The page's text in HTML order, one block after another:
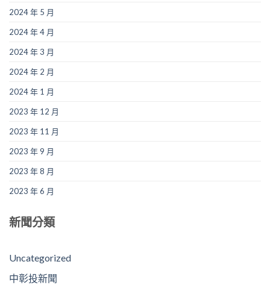
2024 年 5 月
2024 年 4 月
2024 年 3 月
2024 年 2 月
2024 年 1 月
2023 年 12 月
2023 年 11 月
2023 年 9 月
2023 年 8 月
2023 年 6 月
新聞分類
Uncategorized
中彰投新聞